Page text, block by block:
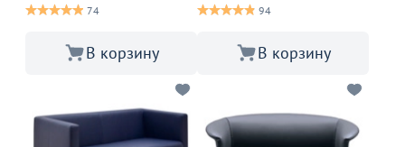
74
В корзину
94
В корзину